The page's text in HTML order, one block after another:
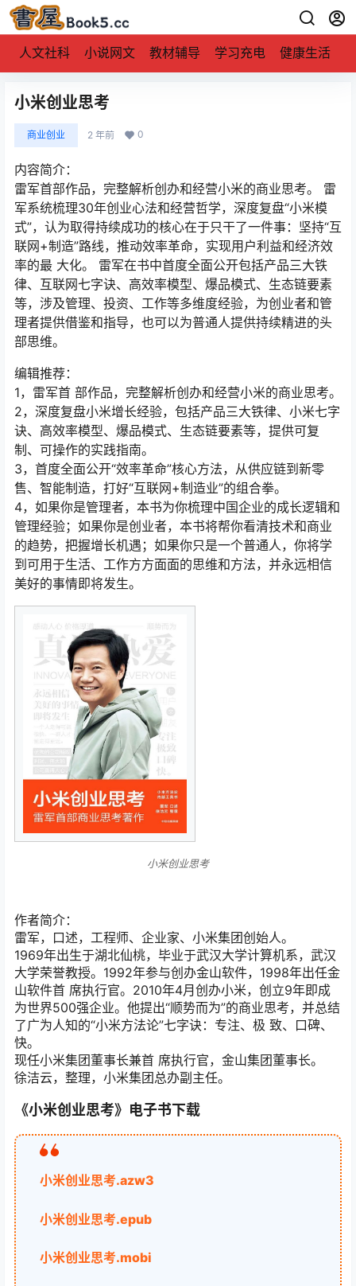
人文社科 小说网文 教材辅导 学习充电 健康生活
小米创业思考
商业创业 2 年前 0
内容简介：
雷军首部作品，完整解析创办和经营小米的商业思考。 雷
军系统梳理30年创业心法和经营哲学，深度复盘“小米模
式”，认为取得持续成功的核心在于只干了一件事：坚持“互
联网+制造”路线，推动效率革命，实现用户利益和经济效
率的最 大化。 雷军在书中首度全面公开包括产品三大铁
律、互联网七字诀、高效率模型、爆品模式、生态链要素
等，涉及管理、投资、工作等多维度经验，为创业者和管
理者提供借鉴和指导，也可以为普通人提供持续精进的头
部思维。
编辑推荐：
1，雷军首 部作品，完整解析创办和经营小米的商业思考。
2，深度复盘小米增长经验，包括产品三大铁律、小米七字
诀、高效率模型、爆品模式、生态链要素等，提供可复
制、可操作的实践指南。
3，首度全面公开“效率革命”核心方法，从供应链到新零
售、智能制造，打好“互联网+制造业”的组合拳。
4，如果你是管理者，本书为你梳理中国企业的成长逻辑和
管理经验；如果你是创业者，本书将帮你看清技术和商业
的趋势，把握增长机遇；如果你只是一个普通人，你将学
到可用于生活、工作方方面面的思维和方法，并永远相信
美好的事情即将发生。
小米创业思考
作者简介：
雷军，口述，工程师、企业家、小米集团创始人。
1969年出生于湖北仙桃，毕业于武汉大学计算机系，武汉
大学荣誉教授。1992年参与创办金山软件，1998年出任金
山软件首 席执行官。2010年4月创办小米，创立9年即成
为世界500强企业。他提出“顺势而为”的商业思考，并总结
了广为人知的“小米方法论”七字诀：专注、极 致、口碑、
快。
现任小米集团董事长兼首 席执行官，金山集团董事长。
徐洁云，整理，小米集团总办副主任。
《小米创业思考》电子书下载
小米创业思考.azw3
小米创业思考.epub
小米创业思考.mobi